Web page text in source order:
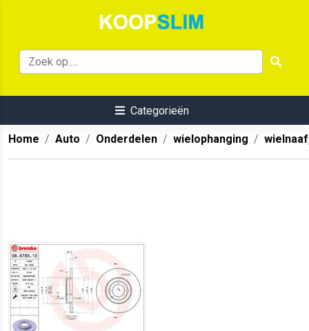
Categorieën
Home Auto Onderdelen wielophanging